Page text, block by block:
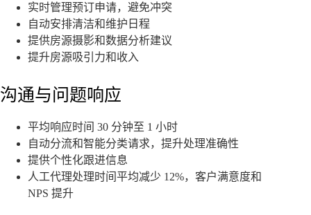
实时管理预订申请，避免冲突
自动安排清洁和维护日程
提供房源摄影和数据分析建议
提升房源吸引力和收入
沟通与问题响应
平均响应时间 30 分钟至 1 小时
自动分流和智能分类请求，提升处理准确性
提供个性化跟进信息
人工代理处理时间平均减少 12%，客户满意度和
NPS 提升